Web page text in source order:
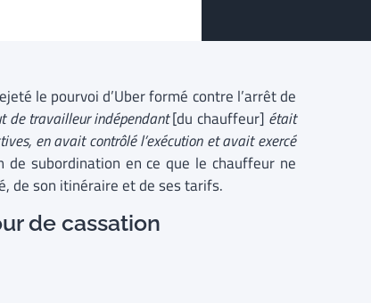
le pourvoi d’Uber formé contre l’arrêt de
de travailleur indépendant[du chauffeur] était
en avait contrôlé l’exécution et avait exercé
de subordination en ce que le chauffeur ne
de son itinéraire et de ses tarifs.
de cassation